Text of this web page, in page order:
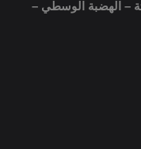
الحديثة – الهضبة الوسطي –